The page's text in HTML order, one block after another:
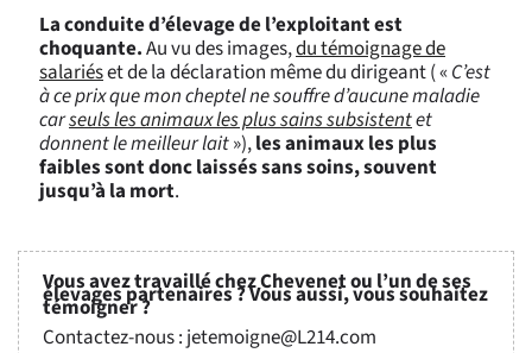
La conduite d’élevage de l’exploitant est
choquante.Au vu des images,du témoignage de
salariéset de la déclaration même du dirigeant ( «C’est
à ce prix que mon cheptel ne souffre d’aucune maladie
carseuls les animaux les plus sains subsistentet
donnent le meilleur lait»),les animaux les plus
faibles sont donc laissés sans soins, souvent
jusqu’à la mort.
Vous avez travaillé chez Chevenet ou l’un de ses
élevages partenaires ? Vous aussi, vous souhaitez
témoigner ?
Contactez-nous : jetemoigne@L214.com